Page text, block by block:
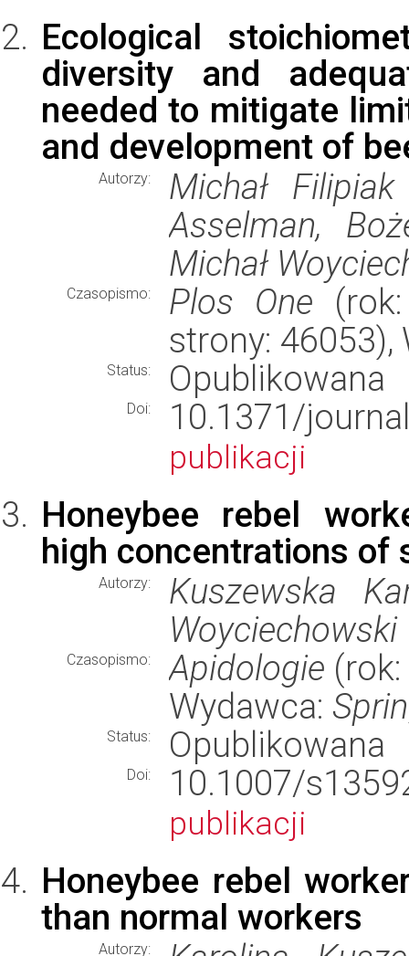
Ecological
diversity and
needed to mitigate
and development of
Autorzy:
Michał
Asselman,
Michał
Czasopismo: Plos One
strony:
Status: Opublikowana
Doi: 10.1371/
publikacji
Honeybee rebel
high concentrations of
Autorzy:
Kuszewska
Woyciechowski
Czasopismo: Apidologie
Wydawca:
Status: Opublikowana
Doi: 10.1007/
publikacji
Honeybee rebel
than normal workers
Autorzy: